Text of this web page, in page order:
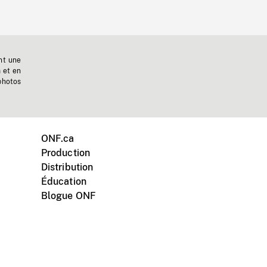
une
et en
ONF.ca
Production
Distribution
Éducation
Blogue ONF